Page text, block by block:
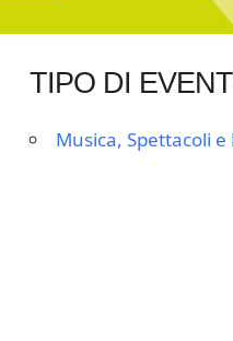
TIPO DI
Musica, Spettacoli